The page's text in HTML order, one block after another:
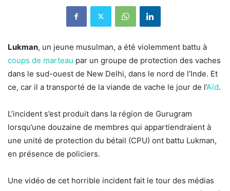
Lukman, un jeune musulman, a été violemment battu à
coups de marteau par un groupe de protection des vaches
dans le sud-ouest de New Delhi, dans le nord de l’Inde. Et
ce, car il a transporté de la viande de vache le jour de l’Aïd.
L’incident s’est produit dans la région de Gurugram
lorsqu’une douzaine de membres qui appartiendraient à
une unité de protection du bétail (CPU) ont battu Lukman,
en présence de policiers.
Une vidéo de cet horrible incident fait le tour des médias